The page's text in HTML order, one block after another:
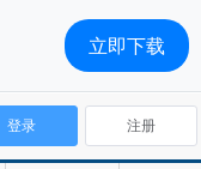
登录 注册
立即下载